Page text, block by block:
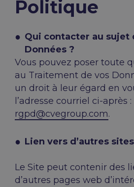
Politique
Qui contacter au sujet
Données ?
Vous pouvez poser toute
au Traitement de vos
un droit à leur égard en
l’adresse courriel ci-après :
rgpd@cvegroup.com.
Lien vers d’autres sites
Le Site peut contenir des
d’autres pages web